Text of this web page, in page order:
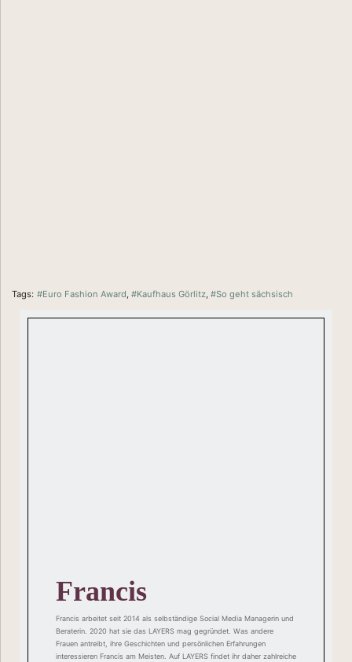
Tags: #Euro Fashion Award, #Kaufhaus Görlitz, #So geht sächsisch
Francis
Francis arbeitet seit 2014 als selbständige Social Media Managerin und
Beraterin. 2020 hat sie das LAYERS mag gegründet. Was andere
Frauen antreibt, ihre Geschichten und persönlichen Erfahrungen
interessieren Francis am Meisten. Auf LAYERS findet ihr daher zahlreiche